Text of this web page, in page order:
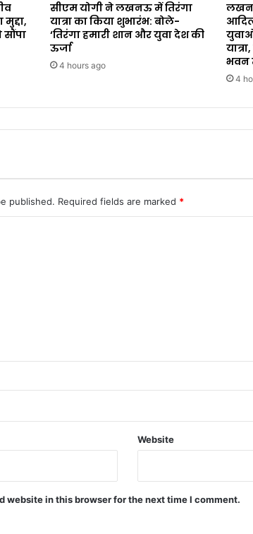
सौंपा
सीएम योगी ने लखनऊ में तिरंगा
यात्रा का किया शुभारंभ: बोले-
‘तिरंगा हमारी शान और युवा देश की
ऊर्जा
4 hours ago
भवन
4
published. Required fields are marked *
Website
website in this browser for the next time I comment.